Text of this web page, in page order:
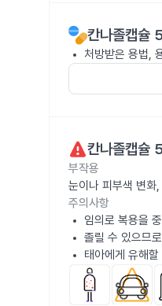
칸나졸캡슐
처방받은 용법,
칸나졸캡슐
부작용
눈이나 피부색 변화
주의사항
임의로 복용을
졸릴 수 있으므
태아에게 유해